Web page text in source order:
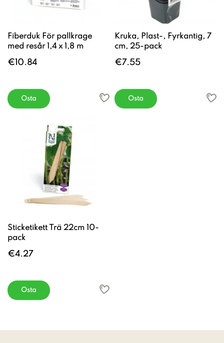
Fiberduk För pallkrage
med resår 1,4 x 1,8 m
€10.84
Osta
Kruka, Plast-, Fyrkantig, 7
cm, 25-pack
€7.55
Osta
Sticketikett Trä 22cm 10-
pack
€4.27
Osta